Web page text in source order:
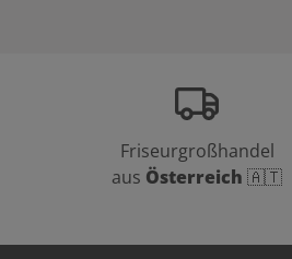
Friseurgroßhandel
aus Österreich 🇦🇹